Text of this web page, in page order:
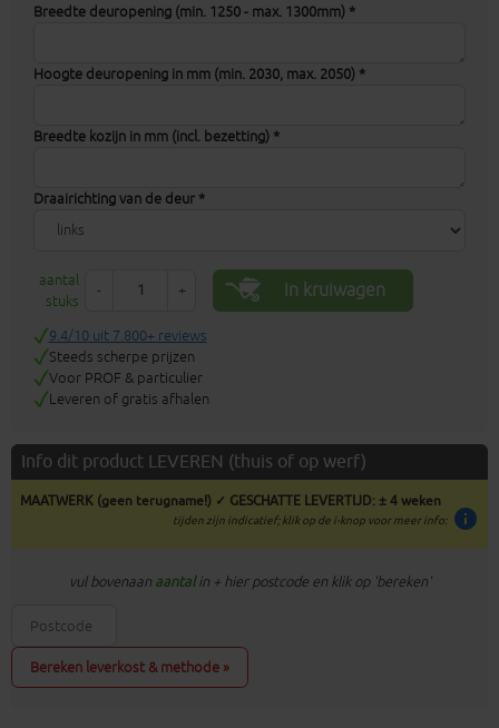
Breedte deuropening (min. 1250 - max. 1300mm) *
Hoogte deuropening in mm (min. 2030, max. 2050) *
Breedte kozijn in mm (incl. bezetting) *
Draairichting van de deur *
aantal
stuks
- + In kruiwagen
9.4/10 uit 7.800+ reviews
Steeds scherpe prijzen
Voor PROF & particulier
Leveren of gratis afhalen
Info dit product LEVEREN (thuis of op werf)
MAATWERK (geen terugname!) ✓ GESCHATTE LEVERTIJD: ± 4 weken
info
tijden zijn indicatief; klik op de i-knop voor meer info:
vul bovenaan aantalin + hier postcode en klik op 'bereken'
Bereken leverkost & methode »